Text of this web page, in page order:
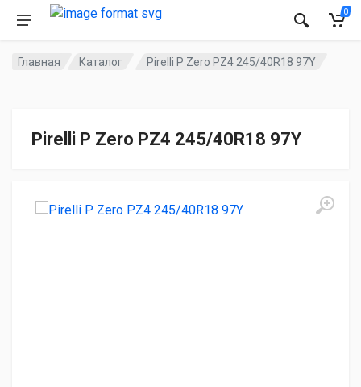
0
Главная Каталог Pirelli P Zero PZ4 245/40R18 97Y
Pirelli P Zero PZ4 245/40R18 97Y